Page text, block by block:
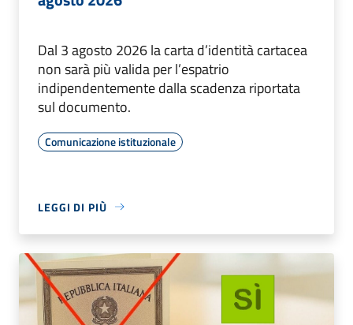
Dal 3 agosto 2026 la carta d’identità cartacea
non sarà più valida per l’espatrio
indipendentemente dalla scadenza riportata
sul documento.
Comunicazione istituzionale
LEGGI DI PIÙ